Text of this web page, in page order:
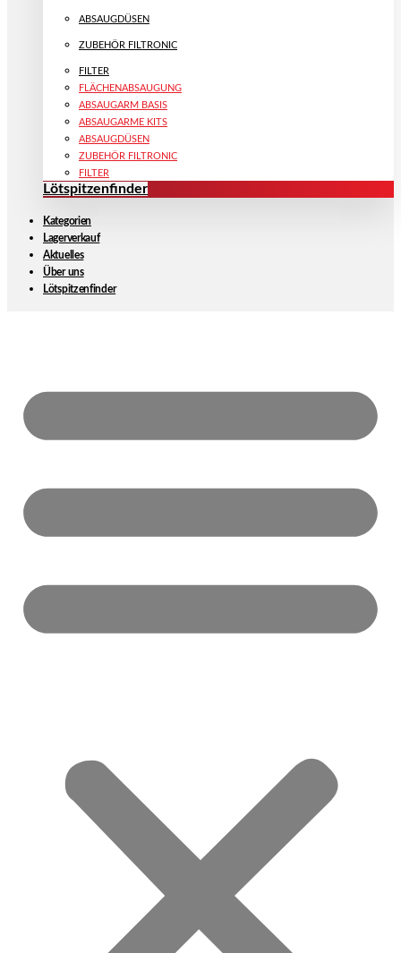
ABSAUGDÜSEN
ZUBEHÖR FILTRONIC
FILTER
FLÄCHENABSAUGUNG
ABSAUGARM BASIS
ABSAUGARME KITS
ABSAUGDÜSEN
ZUBEHÖR FILTRONIC
FILTER
Lötspitzenfinder
Kategorien
Lagerverkauf
Aktuelles
Über uns
Lötspitzenfinder